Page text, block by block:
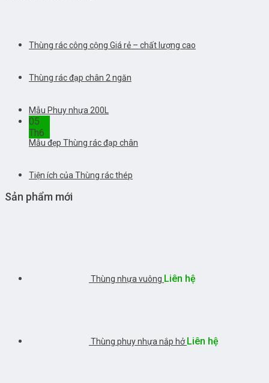
Thùng rác công cộng Giá rẻ – chất lượng cao
Thùng rác đạp chân 2 ngăn
Mẫu Phuy nhựa 200L
05
Th6
Mẫu đẹp Thùng rác đạp chân
Tiện ích của Thùng rác thép
Sản phẩm mới
Thùng nhựa vuông Liên hệ
Thùng phuy nhựa nắp hở Liên hệ